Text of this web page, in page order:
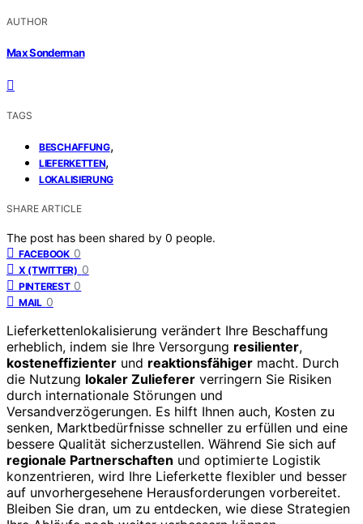
AUTHOR
Max Sonderman
TAGS
BESCHAFFUNG,
LIEFERKETTEN,
LOKALISIERUNG
SHARE ARTICLE
The post has been shared by 0 people.
FACEBOOK 0
X (TWITTER) 0
PINTEREST 0
MAIL 0
Lieferkettenlokalisierung verändert Ihre Beschaffung
erheblich, indem sie Ihre Versorgung resilienter,
kosteneffizienter und reaktionsfähiger macht. Durch
die Nutzung lokaler Zulieferer verringern Sie Risiken
durch internationale Störungen und
Versandverzögerungen. Es hilft Ihnen auch, Kosten zu
senken, Marktbedürfnisse schneller zu erfüllen und eine
bessere Qualität sicherzustellen. Während Sie sich auf
regionale Partnerschaften und optimierte Logistik
konzentrieren, wird Ihre Lieferkette flexibler und besser
auf unvorhergesehene Herausforderungen vorbereitet.
Bleiben Sie dran, um zu entdecken, wie diese Strategien